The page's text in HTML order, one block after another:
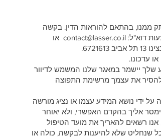
ממנו, בהתאם להוראות הדין. בקשה
דוא"ל: contact@lasser.co.il או
שלך יישמר במאגר שלנו המשמש לדיוור
את עצמך מרשימת התפוצה
ידי נושא המידע עצמו או נציג מורשה
אליך בהקדם האפשרי, ולא יאוחר
רשאים להאריך את מועד הטיפול
ככל שנחליט שלא להיענות לבקשה, כולה או